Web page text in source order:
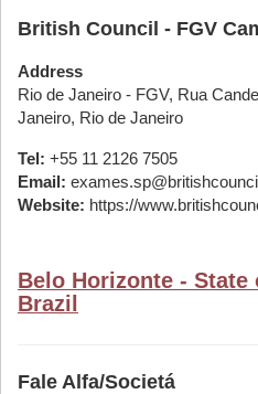
British Council - FGV
Address
Rio de Janeiro - FGV, Rua
Janeiro, Rio de Janeiro
Tel: +55 11 2126 7505
Email:
Website: https://
Belo Horizonte - State
Brazil
Fale Alfa/Societá